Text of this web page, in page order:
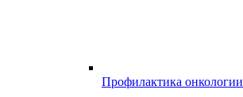
Профилактика онкологии